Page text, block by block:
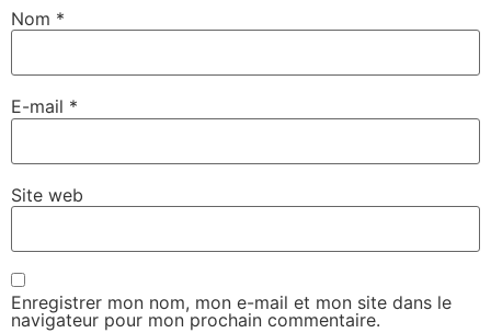
Nom *
E-mail *
Site web
Enregistrer mon nom, mon e-mail et mon site dans le
navigateur pour mon prochain commentaire.